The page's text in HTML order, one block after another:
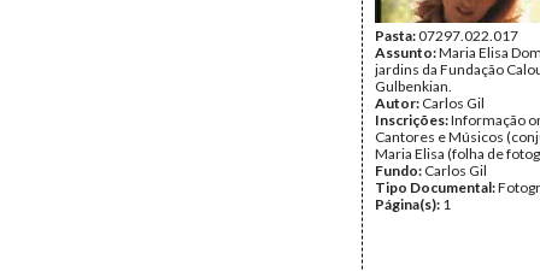
Pasta:07297.022.017
Assunto:Maria Elisa
jardins da Fundação
Gulbenkian.
Autor: Carlos Gil
Inscrições:Informação
Cantores e Músicos
Maria Elisa (folha de
Fundo: Carlos Gil
Tipo Documental:
Página(s): 1